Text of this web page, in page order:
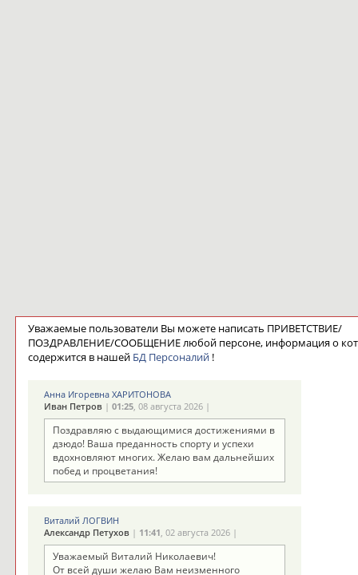
Уважаемые пользователи Вы можете написать ПРИВЕТСТВИЕ/
ПОЗДРАВЛЕНИЕ/СООБЩЕНИЕ любой персоне, информация о
содержится в нашей БД Персоналий!
Анна Игоревна ХАРИТОНОВА
Иван Петров| 01:25, 08 августа 2026 |
Поздравляю с выдающимися достижениями в
дзюдо! Ваша преданность спорту и успехи
вдохновляют многих. Желаю вам дальнейших
побед и процветания!
Виталий ЛОГВИН
Александр Петухов| 11:41, 02 августа 2026 |
Уважаемый Виталий Николаевич!
От всей души желаю Вам неизменного